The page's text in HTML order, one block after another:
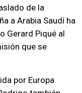
de la
a Arabia Saudí ha
Gerard Piqué al
que se
por Europa